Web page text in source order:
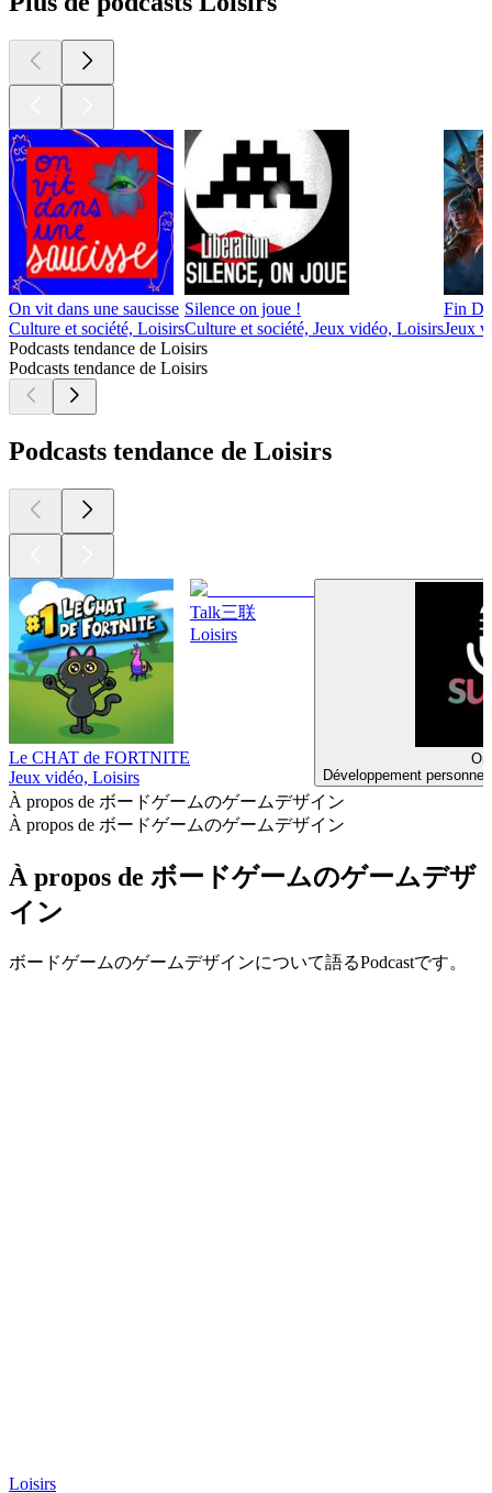
On vit dans une saucisse
Culture et société, Loisirs
Silence on joue !
Culture et société, Jeux vidéo, Loisirs
Fin
Jeux
Podcasts tendance de Loisirs
Podcasts tendance de Loisirs
Podcasts tendance de Loisirs
Le CHAT de FORTNITE
Jeux vidéo, Loisirs
Talk三联
Loisirs
Or
Développement
À propos de ボードゲームのゲームデザイン
À propos de ボードゲームのゲームデザイン
À propos de ボードゲームのゲームデザ
イン
ボードゲームのゲームデザインについて語るPodcastです。
Loisirs